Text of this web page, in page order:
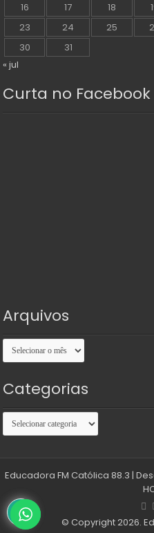
16
17 18
23
24 25
30
31
« jul
Curta no Facebook
Arquivos
Arquivos
Categorias
Categorias
Educadora FM Católica 88.3 |
© Copyright 2026.